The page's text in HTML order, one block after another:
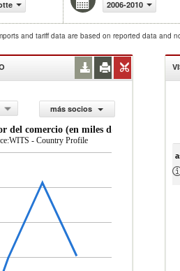
2006-2010
and tariff data are based on reported data and
más socios
del comercio (en miles de US$)
- Country Profile